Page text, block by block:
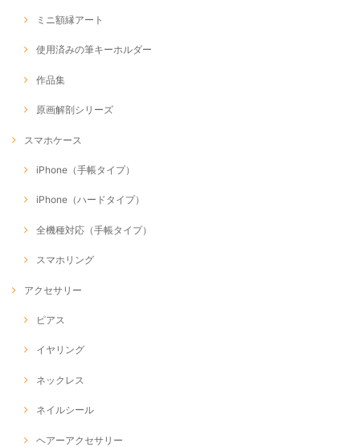
ミニ額縁アート
使用済みの筆キーホルダー
作品集
原画解剖シリーズ
スマホケース
iPhone（手帳タイプ）
iPhone（ハードタイプ）
全機種対応（手帳タイプ）
スマホリング
アクセサリー
ピアス
イヤリング
ネックレス
ネイルシール
ヘアーアクセサリー